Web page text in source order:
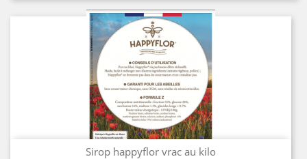
Sirop happyflor vrac au kilo